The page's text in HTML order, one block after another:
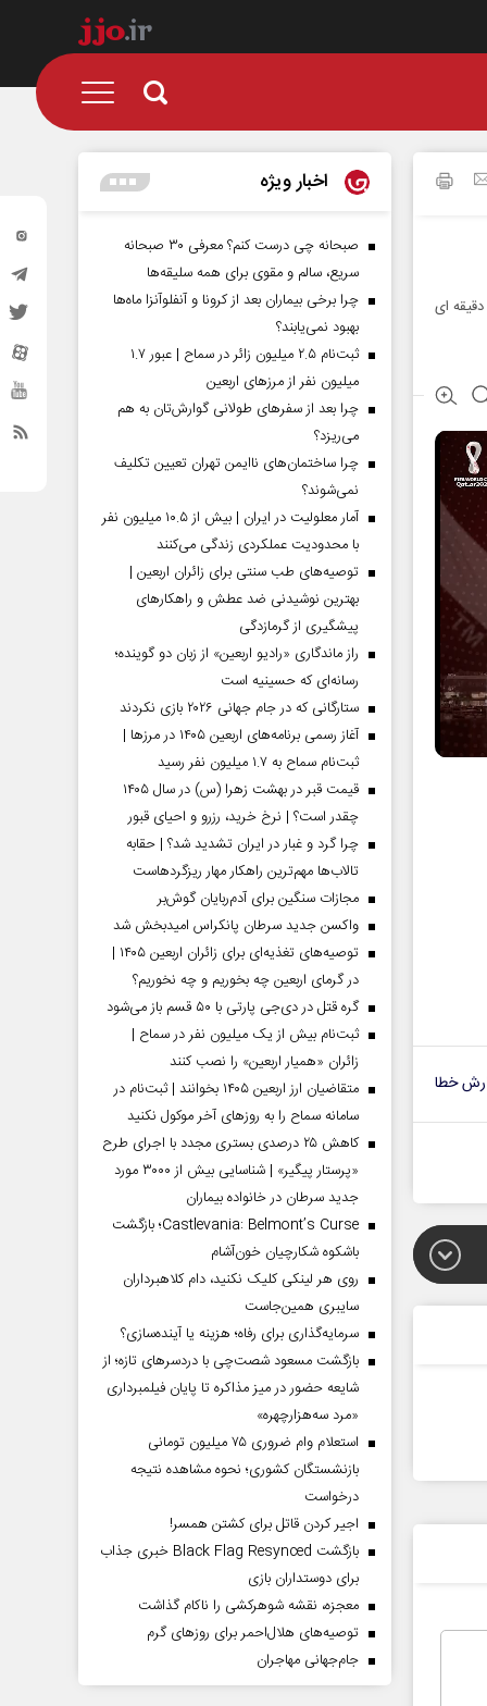
شهر لوسیل یکی از مدرن ترین و جذاب ترین شهرهای جهان به حساب می آید که در فاصله ۲۲ دقیقه ای
خطا
اخبار ویژه
صبحانه چی درست کنم؟ معرفی ۳۰ صبحانه
سریع، سالم و مقوی برای همه سلیقه‌ها
چرا برخی بیماران بعد از کرونا و آنفلوآنزا ماه‌ها
بهبود نمی‌یابند؟
ثبت‌نام ۲.۵ میلیون زائر در سماح | عبور ۱.۷
میلیون نفر از مرز‌های اربعین
چرا بعد از سفرهای طولانی گوارش‌تان به هم
می‌ریزد؟
چرا ساختمان‌های ناایمن تهران تعیین تکلیف
نمی‌شوند؟
آمار معلولیت در ایران | بیش از ۱۰.۵ میلیون نفر
با محدودیت عملکردی زندگی می‌کنند
توصیه‌های طب سنتی برای زائران اربعین |
بهترین نوشیدنی ضد عطش و راهکارهای
پیشگیری از گرمازدگی
راز ماندگاری «رادیو اربعین» از زبان دو گوینده؛
رسانه‌ای که حسینیه است
ستارگانی که در جام جهانی ۲۰۲۶ بازی نکردند
آغاز رسمی برنامه‌های اربعین ۱۴۰۵ در مرز‌ها |
ثبت‌نام سماح به ۱.۷ میلیون نفر رسید
قیمت قبر در بهشت زهرا (س) در سال ۱۴۰۵
چقدر است؟ | نرخ خرید، رزرو و احیای قبور
چرا گرد و غبار در ایران تشدید شد؟ | حقابه
تالاب‌ها مهم‌ترین راهکار مهار ریزگردهاست
مجازات سنگین برای آدم‌ربایان گوش‌بر
واکسن جدید سرطان پانکراس امیدبخش شد
توصیه‌های تغذیه‌ای برای زائران اربعین ۱۴۰۵ |
در گرمای اربعین چه بخوریم و چه نخوریم؟
گره قتل در دی‌جی پارتی با ۵۰ قسم باز می‌شود
ثبت‌نام بیش از یک میلیون نفر در سماح |
زائران «همیار اربعین» را نصب کنند
متقاضیان ارز اربعین ۱۴۰۵ بخوانند | ثبت‌نام در
سامانه سماح را به روز‌های آخر موکول نکنید
کاهش ۲۵ درصدی بستری مجدد با اجرای طرح
«پرستار پیگیر» | شناسایی بیش از ۳۰۰۰ مورد
جدید سرطان در خانواده بیماران
Castlevania: Belmont’s Curse؛ بازگشت
باشکوه شکارچیان خون‌آشام
روی هر لینکی کلیک نکنید، دام کلاهبرداران
سایبری همین‌جاست
سرمایه‌گذاری برای رفاه؛ هزینه یا آینده‌سازی؟
بازگشت مسعود شصت‌چی با دردسر‌های تازه؛ از
شایعه حضور در میز مذاکره تا پایان فیلمبرداری
«مرد سه‌هزارچهره»
استعلام وام ضروری ۷۵ میلیون تومانی
بازنشستگان کشوری؛ نحوه مشاهده نتیجه
درخواست
اجیر کردن قاتل برای کشتن همسر!
بازگشت Black Flag Resynced خبری جذاب
برای دوستداران بازی
معجزه، نقشه شوهرکشی را ناکام گذاشت
توصیه‌های هلال‌احمر برای روز‌های گرم
جام‌جهانی مهاجران